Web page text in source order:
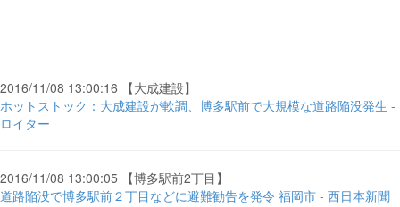
2016/11/08 13:00:16 【大成建設】
ホットストック：大成建設が軟調、博多駅前で大規模な道路陥没発生 -
ロイター
2016/11/08 13:00:05 【博多駅前2丁目】
道路陥没で博多駅前２丁目などに避難勧告を発令 福岡市 - 西日本新聞